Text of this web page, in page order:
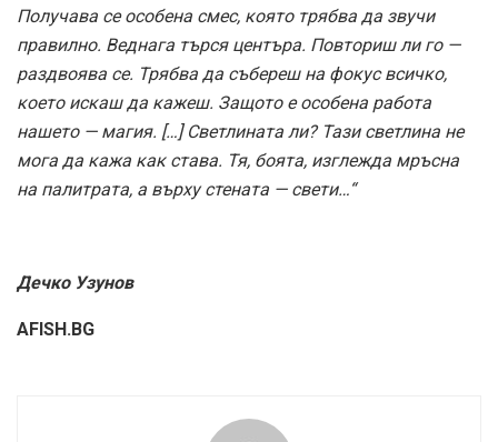
Получава се особена смес, която трябва да звучи
правилно. Веднага търся центъра. Повториш ли го —
раздвоява се. Трябва да събереш на фокус всичко,
което искаш да кажеш. Защото е особена работа
нашето — магия. […] Светлината ли? Тази светлина не
мога да кажа как става. Тя, боята, изглежда мръсна
на палитрата, а върху стената — свети…“
Дечко Узунов
AFISH.BG